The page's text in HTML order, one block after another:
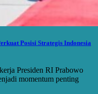
Posisi Strategis Indonesia
Presiden RI Prabowo
momentum penting